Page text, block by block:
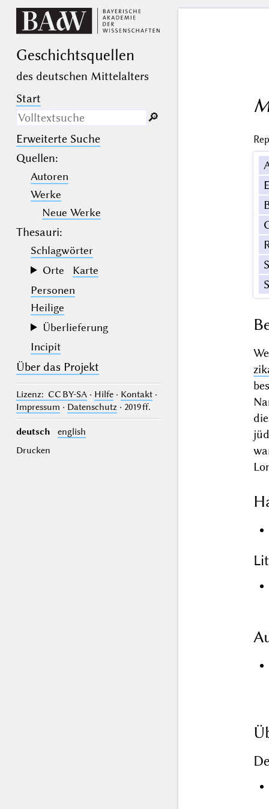
Geschichts­quellen
des deutschen Mittelalters
Start
Nur in Beschreibungs­texten
suchen
(der Unterstrich) ist Platzhalter für
genau ein Zeichen.
(das Prozentzeichen) ist Platzhalter
für kein, ein oder mehr als ein
Zeichen.
🔎︎
Erweiterte Suche
Quellen:
Autoren
Werke
Neue Werke
Thesauri:
Schlagwörter
Orte
Karte
Personen
Heilige
Überlieferung
Incipit
Über das Projekt
Lizenz: CC BY-SA· Hilfe· Kontakt·
Impressum · Datenschutz· 2019 ff.
deutsch
english
Drucken